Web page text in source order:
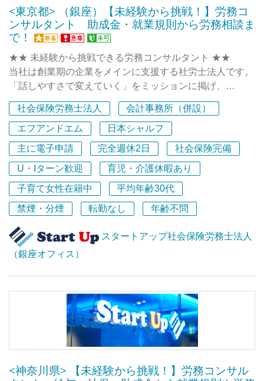
◆ 成長を止めないこと
この7つの要素に共感してもらえた方ばかりがメンバーと
して集まっています。
メンバーそれぞれが自分自身の目標に向かって主体的に行
動でき、お互いに協力し、常に感謝しあえる環境です。
だからこそ、いつでも笑顔が絶えず、たとえ辛い・苦し
い・厳しい状況でも、楽しさとやりがいを見つけながら仕
事ができるのだと考えています。
私たちは設立間もないベンチャー企業です。
メンバー一人ひとりの行動や姿勢が、これからの組織のカ
ルチャーを形づくっていきます。
ゼロから組織をつくり上げていく経験は、他の事務所では
なかなか得られません。
起業家に本当に価値あるサービスを届けるため、組織とサ
ービスの両面を磨き続けています。
どんな環境でも活躍できる市場価値の高いプロフェッショ
ナルを目指していただけます。
⑤変化を楽しめること
⑥挑戦を恐れないこと
⑦成長を止めないこと
この7つに共感できるかどうかが、私たちの採用におい
て、何よりも大切なポイントです。
この考え方に共感したメンバーが集まり、れぞれが自分の
目標に向かって主体的に行動し、
互いに協力し、感謝し合える環境が生まれています。
だからこそ、
決して楽な仕事ばかりではなくても、
「楽しさ」や「やりがい」を見つけながら、前向きに仕事
に取り組めるのです。
私たちは、設立から間もないベンチャー企業です。
一人ひとりの行動や言葉が、そのまま会社の文化になりま
す。
これからのスタートアップ社会保険労務士法人を、
自分たちの手でつくっていきたい。
そんな想いに共感してくれる方と、一緒に成長していきた
いと考えています。
ません。
◆チームで業務に取り組み、みんなで助け合う社風
◆わからないことはすぐに聞けるメンバー間の風通しの良
さ
◆仕事やチームの課題にはみんなで解決に臨む姿勢
私たちの事務所の最大の資産であり価値の源泉は『人』、
つまりメンバー一人ひとり。
私たち一人ひとりの成長が、私たち自身やクライアントの
ために一番重要であることをみんなが理解しています。
これから組織がさらに成長していくために、「困難はみん
なで乗り越える」環境づくりにもますます取り組んでいく
ので、たとえ経験の浅い方でも、意欲と気概を持たれてい
れば、必ずご活躍いただけます。
ビーを公開しています。
ぜひ一度ご覧になってください！
YouTubeで、ムービータイトル
『スタートアップ会計事務所のいいところを聞いてみ
『スタートアップ会計事務所 社員に密着させてもらえ
ませんか？』
で検索いただくとトップに出てきます。
私たちの仕事風景やメンバーの雰囲気をもっと感じていた
<東京都> （銀座）【未経験から挑戦！】労務コ
ンサルタント 助成金・就業規則から労務相談ま
で！
★★ 未経験から挑戦できる労務コンサルタント ★★
当社は創業期の企業をメインに支援する社労士法人です。
「話しやすさで変えていく」をミッションに掲げ、
クライアントの想いに寄り添ったサービスを提供していま
す。
★★ スタートアップ社会保険労務士法人はこんなとこ
ろ！ ★★
スタートアップ税理士法人／社会保険労務士法人は、
2015年の開業から11年目を迎えました。
私たちのサービスにご満足いただいたクライアント様から
のご紹介やお問い合わせを通じて、
新しいご縁が次々と広がっています。
スピード感を大切にしながら、一歩ずつ着実に成長を続け
ている法人です。
もっと社内の雰囲気を感じていただけるように、採用ムー
ビーを公開しています。
ぜひ一度ご覧になってください！
YouTubeで、ムービータイトル
社会保険労務士法人
会計事務所（併設）
エフアンドエム
日本シャルフ
主に電子申請
完全週休2日
社会保険完備
U・Iターン歓迎
育児・介護休暇あり
子育て女性在籍中
平均年齢30代
禁煙・分煙
転勤なし 年齢不問
スタートアップ社会保険労務士法人
（銀座オフィス）
<神奈川県> 【未経験から挑戦！】労務コンサル